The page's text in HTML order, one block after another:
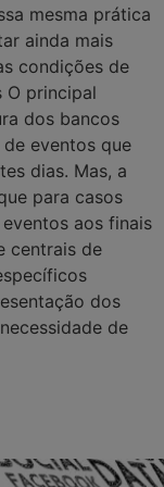
mesma prática
ainda mais
condições de
O principal
dos bancos
eventos que
dias. Mas, a
para casos
aos finais
centrais de
dos
de